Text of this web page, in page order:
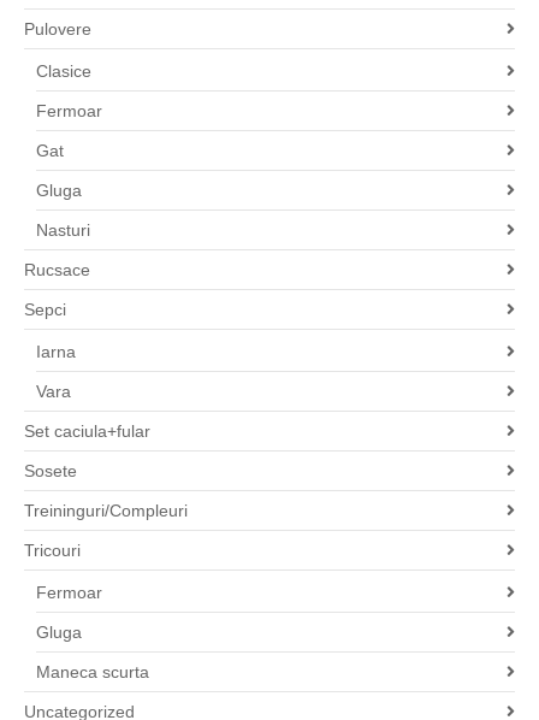
Pulovere
Clasice
Fermoar
Gat
Gluga
Nasturi
Rucsace
Sepci
Iarna
Vara
Set caciula+fular
Sosete
Treininguri/Compleuri
Tricouri
Fermoar
Gluga
Maneca scurta
Uncategorized